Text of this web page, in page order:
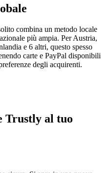
combina un metodo locale
più ampia. Per Austria,
e 6 altri, questo spesso
carte e PayPal disponibili
degli acquirenti.
Trustly al tuo